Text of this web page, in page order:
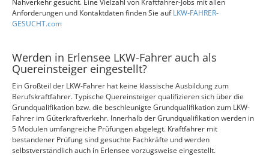
Nahverkehr gesucht. Eine Vielzahl von Kraftfahrer-Jobs mit allen
Anforderungen und Kontaktdaten finden Sie aufLKW-FAHRER-
GESUCHT.com
Werden in Erlensee LKW-Fahrer auch als
Quereinsteiger eingestellt?
Ein Großteil der LKW-Fahrer hat keine klassische Ausbildung zum
Berufskraftfahrer. Typische Quereinsteiger qualifizieren sich über die
Grundqualifikation bzw. die beschleunigte Grundqualifikation zum LKW-
Fahrer im Güterkraftverkehr. Innerhalb der Grundqualifikation werden in
5 Modulen umfangreiche Prüfungen abgelegt. Kraftfahrer mit
bestandener Prüfung sind gesuchte Fachkräfte und werden
selbstverständlich auch in Erlensee vorzugsweise eingestellt.